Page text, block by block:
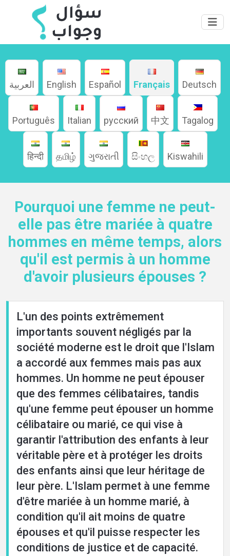
Home
About
Languages
العربية English Español Français Deutsch
Português Italian русский 中文 Tagalog
हिन्दी தமிழ் ગુજરાતી සිංහල Kiswahili
Pourquoi une femme ne peut-
elle pas être mariée à quatre
hommes en même temps, alors
qu'il est permis à un homme
d'avoir plusieurs épouses ?
L'un des points extrêmement
importants souvent négligés par la
société moderne est le droit que l'Islam
a accordé aux femmes mais pas aux
hommes. Un homme ne peut épouser
que des femmes célibataires, tandis
qu'une femme peut épouser un homme
célibataire ou marié, ce qui vise à
garantir l'attribution des enfants à leur
véritable père et à protéger les droits
des enfants ainsi que leur héritage de
leur père. L'Islam permet à une femme
d'être mariée à un homme marié, à
condition qu'il ait moins de quatre
épouses et qu'il puisse respecter les
conditions de justice et de capacité.